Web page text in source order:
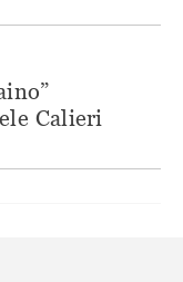
Calieri